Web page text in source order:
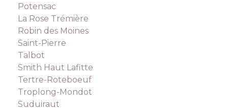
Potensac
La Rose Trémière
Robin des Moines
Saint-Pierre
Talbot
Smith Haut Lafitte
Tertre-Roteboeuf
Troplong-Mondot
Suduiraut